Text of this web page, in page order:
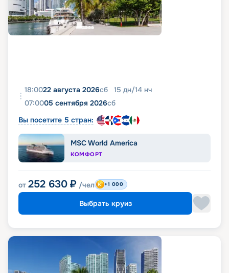
фото, реальные отзывы пассажиров, подробные
характеристики кают и палуб. Вся эта
информация доступна на этой же странице.
18:0022 августа 2026сб 15 дн/14 нч
07:0005 сентября 2026сб
Вы посетите 5 стран:
MSC World America
КОМФОРТ
от 252 630 ₽ /чел +1 000
Выбрать круиз